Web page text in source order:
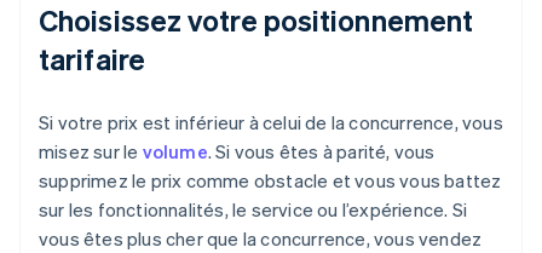
Choisissez votre positionnement
tarifaire
Si votre prix est inférieur à celui de la concurrence, vous
misez sur le volume. Si vous êtes à parité, vous
supprimez le prix comme obstacle et vous vous battez
sur les fonctionnalités, le service ou l’expérience. Si
vous êtes plus cher que la concurrence, vous vendez